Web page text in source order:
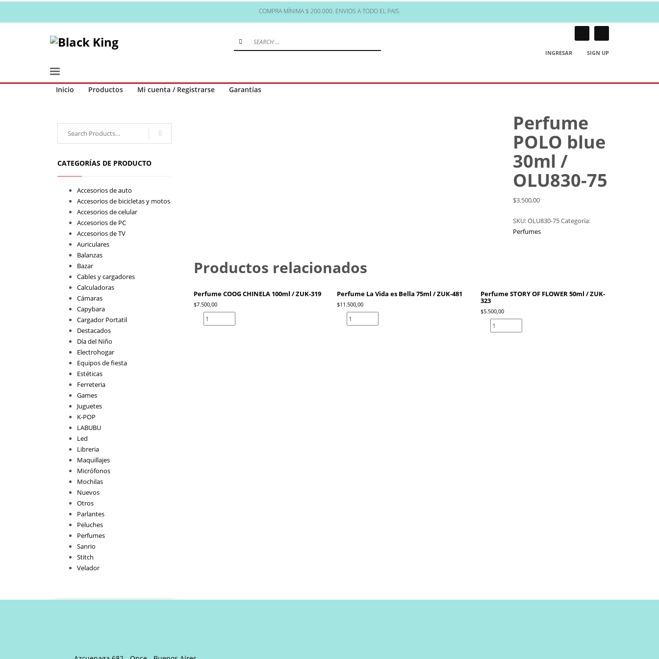
COMPRA MÍNIMA $ 200.000. ENVIOS A TODO EL PAIS.
INGRESAR SIGN UP
Inicio Productos Mi cuenta / Registrarse Garantías
Perfume
POLO blue
30ml /
OLU830-75
$3.500,00
SKU:OLU830-75Categoría:
Perfumes
Productos relacionados
Perfume COOG CHINELA 100ml / ZUK-319
$7.500,00
Perfume
COOG
Perfume La Vida es Bella 75ml / ZUK-481
$11.500,00
Perfume
Perfume STORY OF FLOWER 50ml / ZUK-
323
$5.500,00
Perfume
STORY
for:
CATEGORÍAS DE PRODUCTO
Accesorios de auto
Accesorios de bicicletas y motos
Accesorios de celular
Accesorios de PC
Accesorios de TV
Auriculares
Balanzas
Bazar
Cables y cargadores
Calculadoras
Cámaras
Capybara
Cargador Portatil
Destacados
Día del Niño
Electrohogar
Equipos de fiesta
Estéticas
Ferreteria
Games
Juguetes
K-POP
LABUBU
Led
Libreria
Maquillajes
Micrófonos
Mochilas
Nuevos
Otros
Parlantes
Peluches
Perfumes
Sanrio
Stitch
Velador